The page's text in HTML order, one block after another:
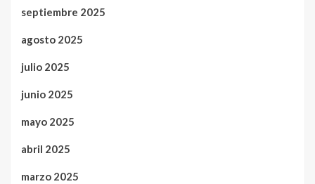
septiembre 2025
agosto 2025
julio 2025
junio 2025
mayo 2025
abril 2025
marzo 2025